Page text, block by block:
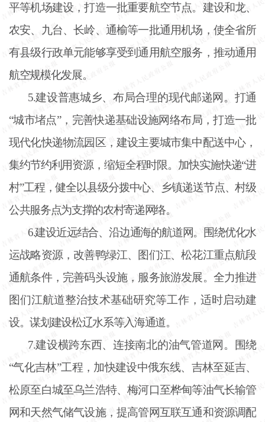
平等机场建设，打造一批重要航空节点。建设和龙、
农安、九台、长岭、通榆等一批通用机场，使全省所
有县级行政单元能够享受到通用航空服务，推动通用
航空规模化发展。
5.建设普惠城乡、布局合理的现代邮递网。打通
“城市堵点”，完善快递基础设施网络布局，打造一批
现代化快递物流园区，建设主要城市集中配送中心，
集约节约利用资源，缩短全程时限。加快实施快递“进
村”工程，健全以县级分拨中心、乡镇递送节点、村级
公共服务点为支撑的农村寄递网络。
6.建设近远结合、沿边通海的航道网。围绕优化水
运战略资源，改善鸭绿江、图们江、松花江重点航段
通航条件，完善码头设施，服务旅游发展。全力推进
图们江航道整治技术基础研究等工作，适时启动建
设。谋划建设松辽水系等入海通道。
7.建设横跨东西、连接南北的油气管道网。围绕
“气化吉林”工程，加快建设中俄东线、吉林至延吉、
松原至白城至乌兰浩特、梅河口至桦甸等油气长输管
网和天然气储气设施，提高管网互联互通和资源调配